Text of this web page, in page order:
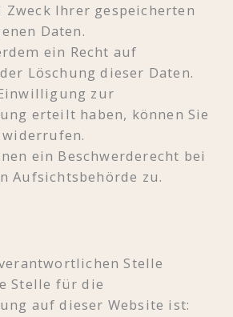
Zweck Ihrer gespeicherten
Daten.
ein Recht auf
Löschung dieser Daten.
zur
erteilt haben, können Sie
ein Beschwerderecht bei
Aufsichtsbehörde zu.
Stelle
Stelle für die
auf dieser Website ist: